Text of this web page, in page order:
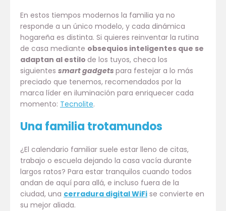
En estos tiempos modernos la familia ya no
responde a un único modelo, y cada dinámica
hogareña es distinta. Si quieres reinventar la rutina
de casa mediante obsequios inteligentes que se
adaptan al estilo de los tuyos, checa los
siguientes smart gadgets para festejar a lo más
preciado que tenemos, recomendados por la
marca líder en iluminación para enriquecer cada
momento: Tecnolite.
Una familia trotamundos
¿El calendario familiar suele estar lleno de citas,
trabajo o escuela dejando la casa vacía durante
largos ratos? Para estar tranquilos cuando todos
andan de aquí para allá, e incluso fuera de la
ciudad, una cerradura digital WiFi se convierte en
su mejor aliada.